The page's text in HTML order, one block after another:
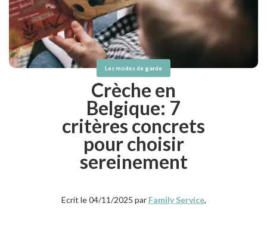
Les modes de garde
Crèche en
Belgique: 7
critères concrets
pour choisir
sereinement
Ecrit le 04/11/2025 par Family Service,